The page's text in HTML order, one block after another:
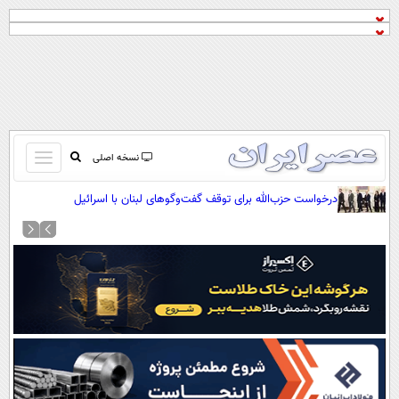
نسخه اصلی
باز
و
کردن
صفحه اول
آرشیو
نظرسنجی
آب و هوا
اوقات شرعی
سواد زندگی
درخواست حزب‌الله برای توقف گفت‌وگوهای لبنان با اسرائیل